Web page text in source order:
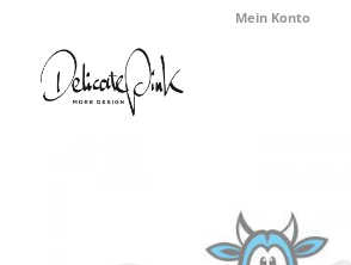
Mein Konto